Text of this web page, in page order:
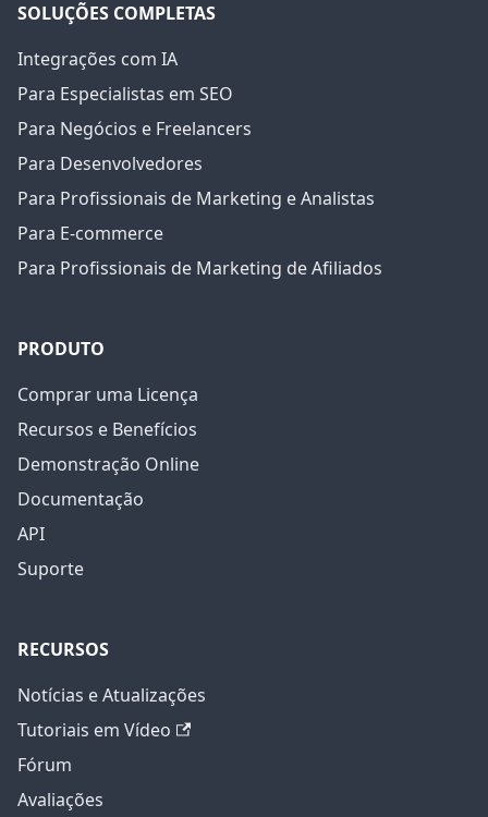
SOLUÇÕES COMPLETAS
Integrações com IA
Para Especialistas em SEO
Para Negócios e Freelancers
Para Desenvolvedores
Para Profissionais de Marketing e Analistas
Para E-commerce
Para Profissionais de Marketing de Afiliados
PRODUTO
Comprar uma Licença
Recursos e Benefícios
Demonstração Online
Documentação
API
Suporte
RECURSOS
Notícias e Atualizações
Tutoriais em Vídeo
Fórum
Avaliações